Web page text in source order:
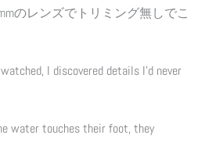
のレンズでトリミング無しでこ
I discovered details I’d never
water touches their foot, they